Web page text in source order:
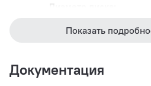
Диаметр диска:
Максимальная ширина колеса:
Показать
Документация